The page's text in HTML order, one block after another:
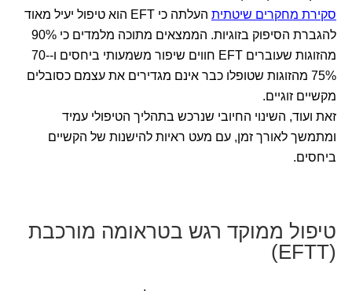
סקירת מחקרים שיטתית
העלתה כי EFT הוא טיפול יעיל מאוד
להגברת הסיפוק בזוגיות. הממצאים מתוכה מלמדים כי 90%
מהזוגות שעוברים EFT חווים שיפור משמעותי ביחסים ו-70-
75% מהזוגות שטופלו כבר אינם מגדירים את עצמם כסובלים
מקשיים זוגיים.
זאת ועוד, השינוי החיובי שנרכש בתהליך הטיפולי עמיד
ומתמשך לאורך זמן, עם מעט ראיות להישנות של הקשיים
ביחסים.
טיפול ממוקד רגש בטראומה מורכבת
(EFTT)